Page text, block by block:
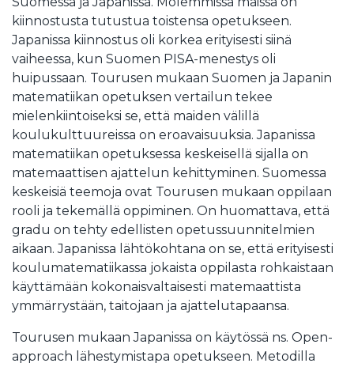
kiinnostusta tutustua toistensa opetukseen.
Japanissa kiinnostus oli korkea erityisesti siinä
vaiheessa, kun Suomen PISA-menestys oli
huipussaan. Tourusen mukaan Suomen ja Japanin
matematiikan opetuksen vertailun tekee
mielenkiintoiseksi se, että maiden välillä
koulukulttuureissa on eroavaisuuksia. Japanissa
matematiikan opetuksessa keskeisellä sijalla on
matemaattisen ajattelun kehittyminen. Suomessa
keskeisiä teemoja ovat Tourusen mukaan oppilaan
rooli ja tekemällä oppiminen. On huomattava, että
gradu on tehty edellisten opetussuunnitelmien
aikaan. Japanissa lähtökohtana on se, että erityisesti
koulumatematiikassa jokaista oppilasta rohkaistaan
käyttämään kokonaisvaltaisesti matemaattista
ymmärrystään, taitojaan ja ajattelutapaansa.
Tourusen mukaan Japanissa on käytössä ns. Open-
approach lähestymistapa opetukseen. Metodilla